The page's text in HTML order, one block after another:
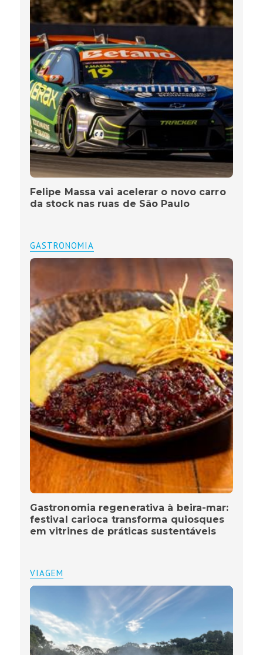
Felipe Massa vai acelerar o novo carro
da stock nas ruas de São Paulo
GASTRONOMIA
Gastronomia regenerativa à beira-mar:
festival carioca transforma quiosques
em vitrines de práticas sustentáveis
VIAGEM